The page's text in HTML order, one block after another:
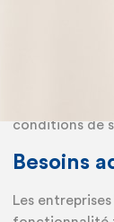
conditions de
Besoins
Les